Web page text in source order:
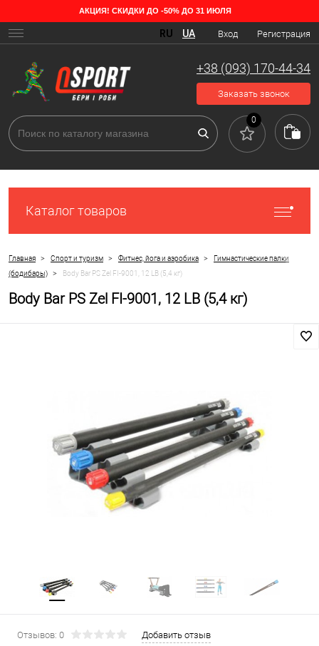
АКЦИЯ! СКИДКИ ДО -50% ДО 31 ИЮЛЯ
Вход Регистрация
RU UA
+38 (093) 170-44-34
Заказать звонок
0
Каталог товаров
Главная > Спорт и туризм > Фитнес, йога и аэробика >
Гимнастические палки
(бодибары)
> Body Bar PS Zel FI-9001, 12 LB (5,4 кг)
Body Bar PS Zel FI-9001, 12 LB (5,4 кг)
Отзывов: 0 Добавить отзыв